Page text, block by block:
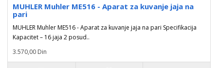
MUHLER Muhler ME516 - Aparat za kuvanje jaja na
pari
MUHLER Muhler ME516 - Aparat za kuvanje jaja na pari Specifikacija
Kapacitet – 16 jaja 2 posud..
3.570,00 Din